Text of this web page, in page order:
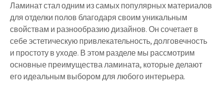
Ламинат стал одним из самых популярных материалов
для отделки полов благодаря своим уникальным
свойствам и разнообразию дизайнов. Он сочетает в
себе эстетическую привлекательность, долговечность
и простоту в уходе. В этом разделе мы рассмотрим
основные преимущества ламината, которые делают
его идеальным выбором для любого интерьера.